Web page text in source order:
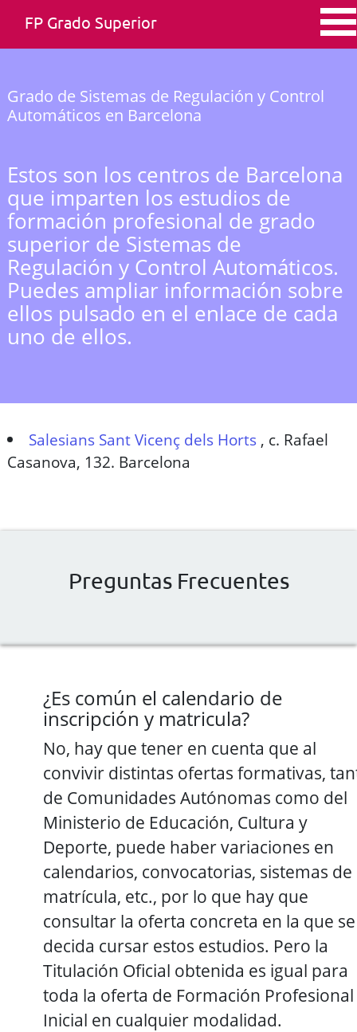
FP Grado Superior
Grado de Sistemas de Regulación y Control
Automáticos en Barcelona
Estos son los centros de Barcelona
que imparten los estudios de
formación profesional de grado
superior de Sistemas de
Regulación y Control Automáticos.
Puedes ampliar información sobre
ellos pulsado en el enlace de cada
uno de ellos.
Salesians Sant Vicenç dels Horts , c. Rafael
Casanova, 132. Barcelona
Preguntas Frecuentes
¿Es común el calendario de
inscripción y matricula?
No, hay que tener en cuenta que al
convivir distintas ofertas formativas,
de Comunidades Autónomas como del
Ministerio de Educación, Cultura y
Deporte, puede haber variaciones en
calendarios, convocatorias, sistemas de
matrícula, etc., por lo que hay que
consultar la oferta concreta en la que se
decida cursar estos estudios. Pero la
Titulación Oficial obtenida es igual para
toda la oferta de Formación Profesional
Inicial en cualquier modalidad.